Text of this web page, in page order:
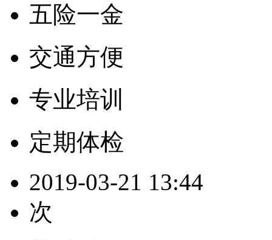
五险一金
交通方便
专业培训
定期体检
2019-03-21 13:44
次